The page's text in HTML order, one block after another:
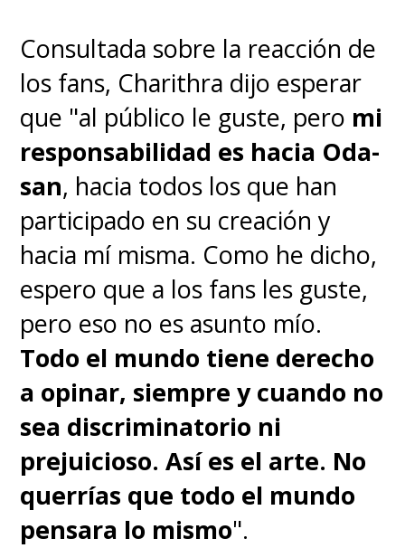
Consultada sobre la reacción de
los fans, Charithra dijo esperar
que "al público le guste, pero mi
responsabilidad es hacia Oda-
san, hacia todos los que han
participado en su creación y
hacia mí misma. Como he dicho,
espero que a los fans les guste,
pero eso no es asunto mío.
Todo el mundo tiene derecho
a opinar, siempre y cuando no
sea discriminatorio ni
prejuicioso. Así es el arte. No
querrías que todo el mundo
pensara lo mismo".